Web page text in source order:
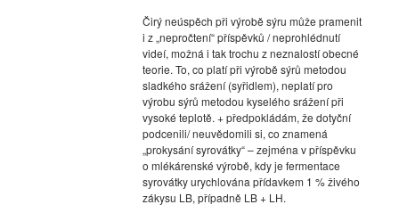
Čirý neúspěch při výrobě sýru může pramenit
i z „nepročtení“ příspěvků / neprohlédnutí
videí, možná i tak trochu z neznalostí obecné
teorie. To, co platí při výrobě sýrů metodou
sladkého srážení (syřidlem), neplatí pro
výrobu sýrů metodou kyselého srážení při
vysoké teplotě. + předpokládám, že dotyční
podcenili/ neuvědomili si, co znamená
„prokysání syrovátky“ – zejména v příspěvku
o mlékárenské výrobě, kdy je fermentace
syrovátky urychlována přídavkem 1 % živého
zákysu LB, případně LB + LH.